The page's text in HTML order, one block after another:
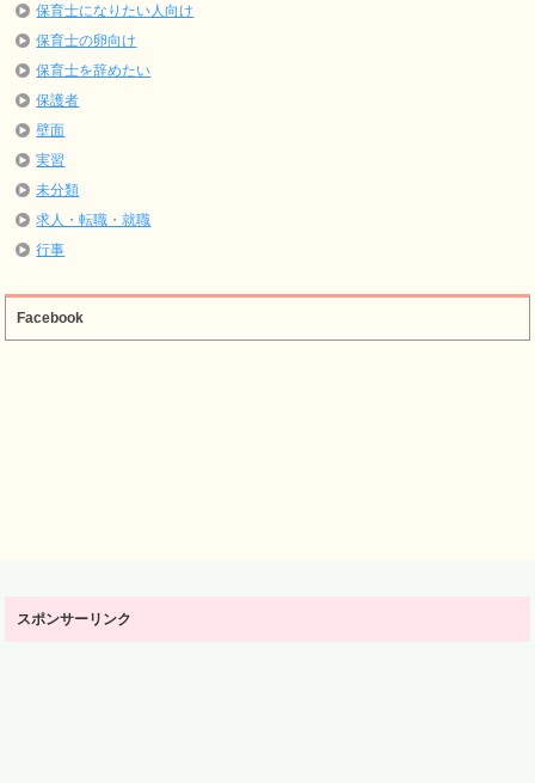
保育士になりたい人向け
保育士の卵向け
保育士を辞めたい
保護者
壁面
実習
未分類
求人・転職・就職
行事
Facebook
スポンサーリンク